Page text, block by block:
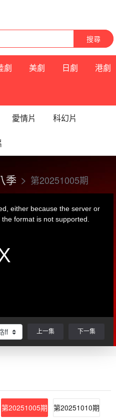
搜尋
劇 美劇 日劇 港劇
愛情片 科幻片
季 第20251005期
上一集 下一集
第20251005期 第20251010期